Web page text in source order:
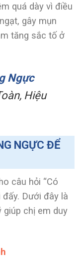
quá dày vì điều
gây mụn
tăng sắc tố ở
Ngực
Hiệu
NGỰC ĐỂ
câu hỏi “Có
đấy. Dưới đây là
giúp chị em duy